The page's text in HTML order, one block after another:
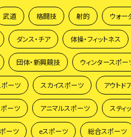
武道 格闘技 射的 ウォー
ダンス・チア 体操・フィットネス
団体・新興競技 ウィンタースポー
ーツ スカイスポーツ アウトド
ーツ アニマルスポーツ スティ
ーツ eスポーツ 総合スポーツ